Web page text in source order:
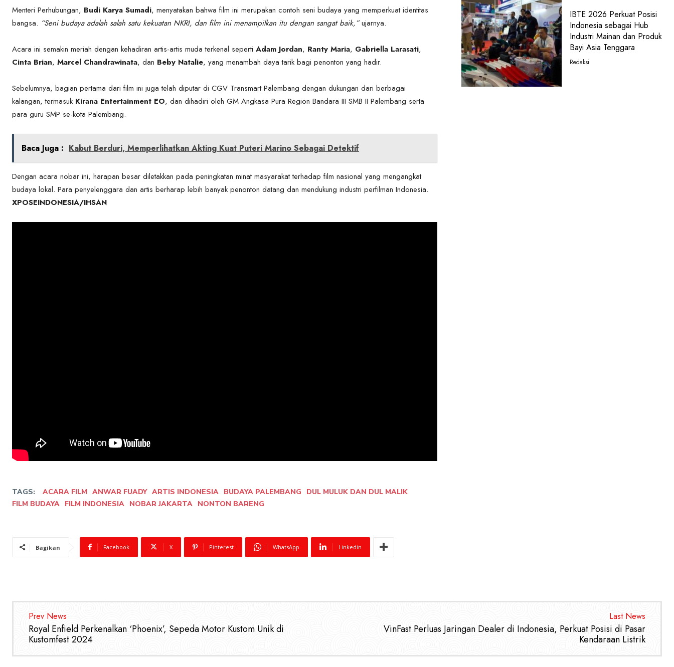
Menteri Perhubungan, Budi Karya Sumadi, menyatakan bahwa film ini merupakan contoh seni budaya yang memperkuat identitas
bangsa. “Seni budaya adalah salah satu kekuatan NKRI, dan film ini menampilkan itu dengan sangat baik,”ujarnya.
Acara ini semakin meriah dengan kehadiran artis-artis muda terkenal seperti Adam Jordan, Ranty Maria, Gabriella Larasati,
Cinta Brian, Marcel Chandrawinata, dan Beby Natalie, yang menambah daya tarik bagi penonton yang hadir.
Sebelumnya, bagian pertama dari film ini juga telah diputar di CGV Transmart Palembang dengan dukungan dari berbagai
kalangan, termasuk Kirana Entertainment EO, dan dihadiri oleh GM Angkasa Pura Region Bandara III SMB II Palembang serta
para guru SMP se-kota Palembang.
Baca Juga : Kabut Berduri, Memperlihatkan Akting Kuat Puteri Marino Sebagai Detektif
Dengan acara nobar ini, harapan besar diletakkan pada peningkatan minat masyarakat terhadap film nasional yang mengangkat
budaya lokal. Para penyelenggara dan artis berharap lebih banyak penonton datang dan mendukung industri perfilman Indonesia.
XPOSEINDONESIA/IHSAN
TAGS: ACARA FILM ANWAR FUADY ARTIS INDONESIA BUDAYA PALEMBANG
DUL MULUK DAN DUL MALIK
FILM BUDAYA FILM INDONESIA NOBAR JAKARTA NONTON BARENG
Bagikan Facebook X Pinterest WhatsApp Linkedin
IBTE 2026 Perkuat Posisi
Indonesia sebagai Hub
Industri Mainan dan Produk
Bayi Asia Tenggara
Redaksi
Prev News
Royal Enfield Perkenalkan ‘Phoenix’, Sepeda Motor Kustom Unik di
Kustomfest 2024
Last News
VinFast Perluas Jaringan Dealer di Indonesia, Perkuat Posisi di Pasar
Kendaraan Listrik